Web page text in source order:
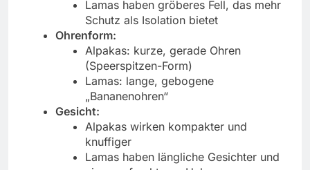
Lamas haben gröberes Fell, das mehr
Schutz als Isolation bietet
Ohrenform:
Alpakas: kurze, gerade Ohren
(Speerspitzen-Form)
Lamas: lange, gebogene
„Bananenohren“
Gesicht:
Alpakas wirken kompakter und
knuffiger
Lamas haben längliche Gesichter und